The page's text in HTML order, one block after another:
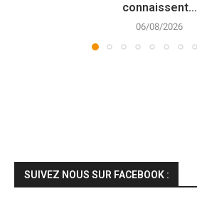
connaissent...
06/08/2026
SUIVEZ NOUS SUR FACEBOOK :